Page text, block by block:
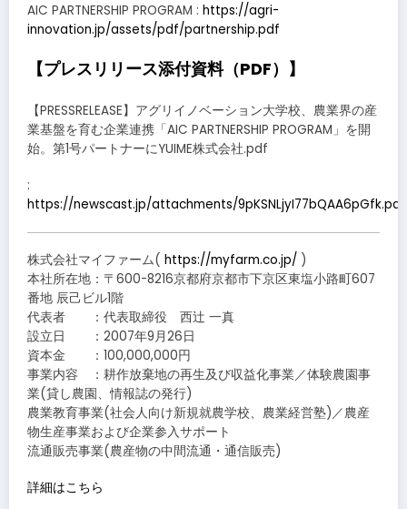
AIC PARTNERSHIP PROGRAM : https://agri-
innovation.jp/assets/pdf/partnership.pdf
【プレスリリース添付資料（PDF）】
【PRESSRELEASE】アグリイノベーション大学校、農業界の産
業基盤を育む企業連携「AIC PARTNERSHIP PROGRAM」を開
始。第1号パートナーにYUIME株式会社.pdf
:
https://newscast.jp/attachments/9pKSNLjyI77bQAA6pGfk.pdf
株式会社マイファーム( https://myfarm.co.jp/ )
本社所在地：〒600-8216京都府京都市下京区東塩小路町607
番地 辰己ビル1階
代表者 ：代表取締役 西辻 一真
設立日 ：2007年9月26日
資本金 ：100,000,000円
事業内容 ：耕作放棄地の再生及び収益化事業／体験農園事
業(貸し農園、情報誌の発行)
農業教育事業(社会人向け新規就農学校、農業経営塾)／農産
物生産事業および企業参入サポート
流通販売事業(農産物の中間流通・通信販売)
詳細はこちら